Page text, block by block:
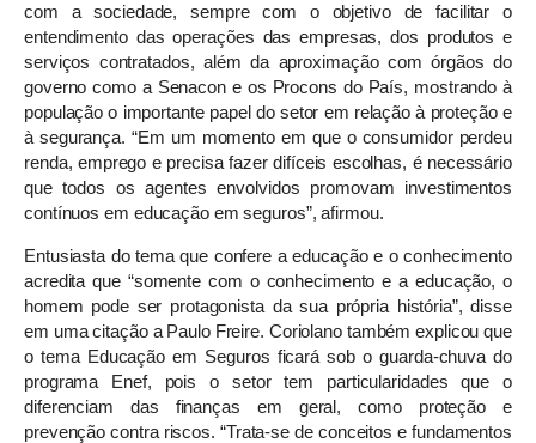
com a sociedade, sempre com o objetivo de facilitar o
entendimento das operações das empresas, dos produtos e
serviços contratados, além da aproximação com órgãos do
governo como a Senacon e os Procons do País, mostrando à
população o importante papel do setor em relação à proteção e
à segurança. “Em um momento em que o consumidor perdeu
renda, emprego e precisa fazer difíceis escolhas, é necessário
que todos os agentes envolvidos promovam investimentos
contínuos em educação em seguros”, afirmou.
Entusiasta do tema que confere a educação e o conhecimento
acredita que “somente com o conhecimento e a educação, o
homem pode ser protagonista da sua própria história”, disse
em uma citação a Paulo Freire. Coriolano também explicou que
o tema Educação em Seguros ficará sob o guarda-chuva do
programa Enef, pois o setor tem particularidades que o
diferenciam das finanças em geral, como proteção e
prevenção contra riscos. “Trata-se de conceitos e fundamentos